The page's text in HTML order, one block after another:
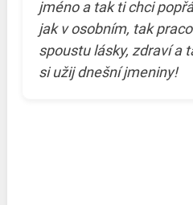
jméno a tak ti chci
jak v osobním, tak
spoustu lásky, zdraví a
si užij dnešní jmeniny!